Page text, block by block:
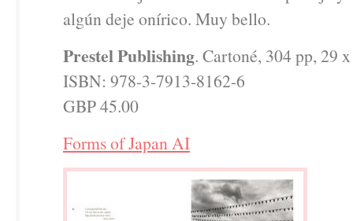
algún deje onírico. Muy bello.
Prestel Publishing. Cartoné, 304 pp, 29
ISBN: 978-3-7913-8162-6
GBP 45.00
Forms of Japan AI